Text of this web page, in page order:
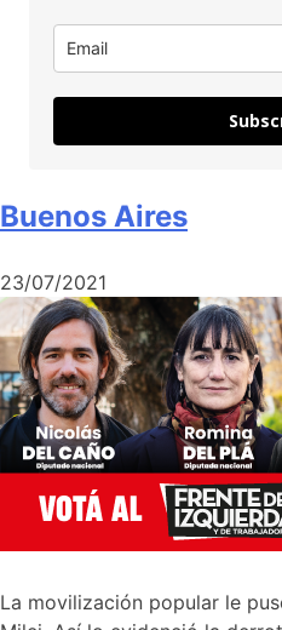
Buenos Aires
23/07/2021
La movilización popular le